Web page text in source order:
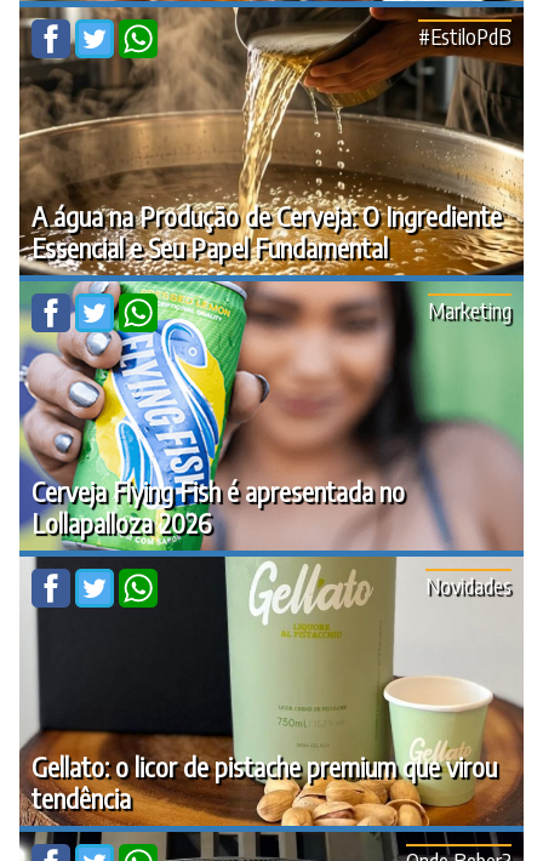
A água na Produção de Cerveja: O Ingrediente
Essencial e Seu Papel Fundamental
#EstiloPdB
Cerveja Flying Fish é apresentada no
Lollapalloza 2026
Marketing
Gellato: o licor de pistache premium que virou
tendência
Novidades